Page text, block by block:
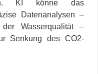
KI könne das
Datenanalysen –
Wasserqualität –
Senkung des CO2-